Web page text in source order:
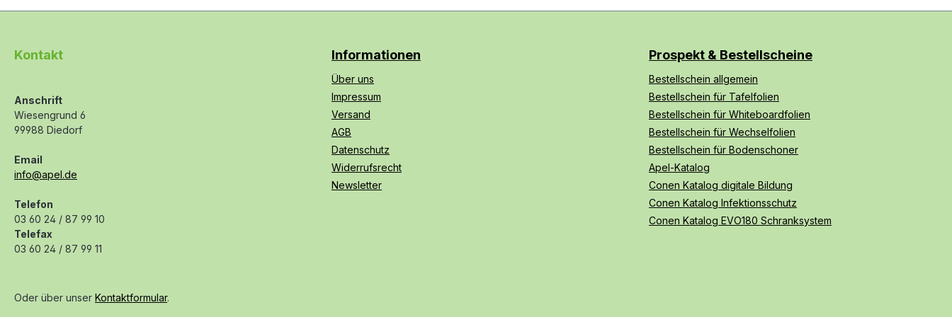
Kontakt
Anschrift
Wiesengrund 6
99988 Diedorf
Email
info@apel.de
Telefon
03 60 24 / 87 99 10
Telefax
03 60 24 / 87 99 11
Oder über unser Kontaktformular.
Informationen
Über uns
Impressum
Versand
AGB
Datenschutz
Widerrufsrecht
Newsletter
Prospekt & Bestellscheine
Bestellschein allgemein
Bestellschein für Tafelfolien
Bestellschein für Whiteboardfolien
Bestellschein für Wechselfolien
Bestellschein für Bodenschoner
Apel-Katalog
Conen Katalog digitale Bildung
Conen Katalog Infektionsschutz
Conen Katalog EVO180 Schranksystem